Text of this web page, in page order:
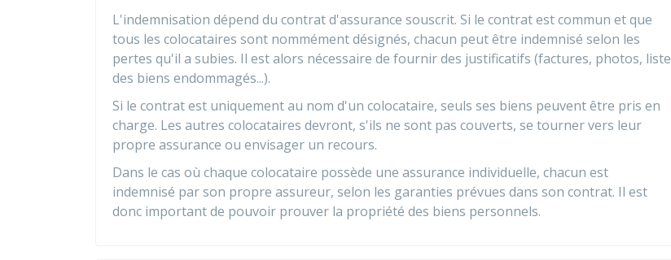
L'indemnisation dépend du contrat d'assurance souscrit. Si le contrat est commun et que
tous les colocataires sont nommément désignés, chacun peut être indemnisé selon les
pertes qu'il a subies. Il est alors nécessaire de fournir des justificatifs (factures, photos, liste
des biens endommagés...).
Si le contrat est uniquement au nom d'un colocataire, seuls ses biens peuvent être pris en
charge. Les autres colocataires devront, s'ils ne sont pas couverts, se tourner vers leur
propre assurance ou envisager un recours.
Dans le cas où chaque colocataire possède une assurance individuelle, chacun est
indemnisé par son propre assureur, selon les garanties prévues dans son contrat. Il est
donc important de pouvoir prouver la propriété des biens personnels.